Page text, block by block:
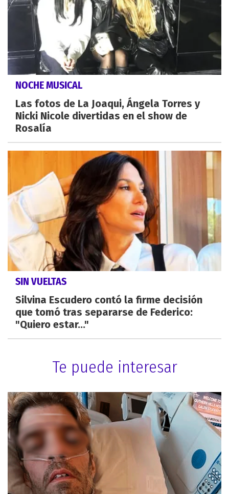
NOCHE MUSICAL
Las fotos de La Joaqui, Ángela Torres y
Nicki Nicole divertidas en el show de
Rosalía
SIN VUELTAS
Silvina Escudero contó la firme decisión
que tomó tras separarse de Federico:
"Quiero estar..."
Te puede interesar